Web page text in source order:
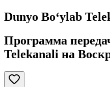
Dunyo Bo‘ylab
Программа
Telekanali на